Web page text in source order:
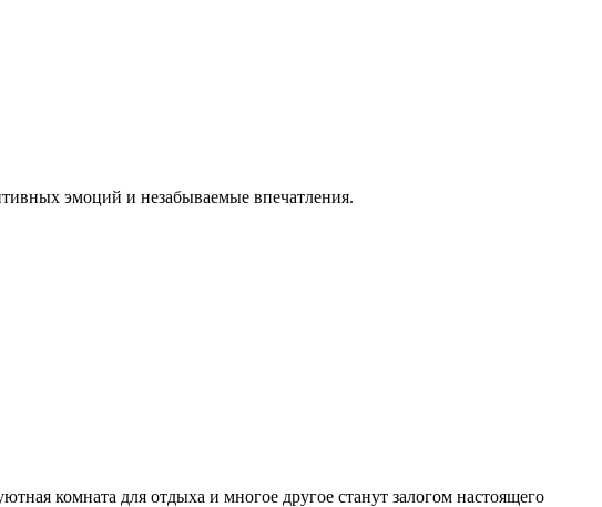
эмоций и незабываемые впечатления.
комната для отдыха и многое другое станут залогом настоящего